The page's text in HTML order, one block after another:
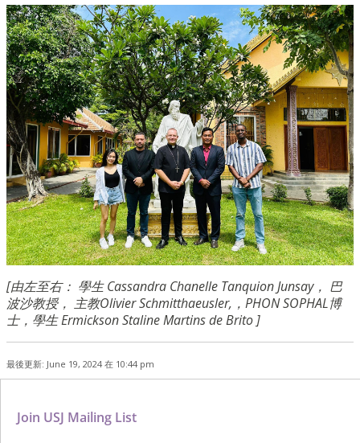
[由左至右： 學生Cassandra Chanelle Tanquion Junsay， 巴
波沙教授， 主教Olivier Schmitthaeusler,，PHON SOPHAL博
士，學生 Ermickson Staline Martins de Brito ]
最後更新: June 19, 2024 在 10:44 pm
Join USJ Mailing List